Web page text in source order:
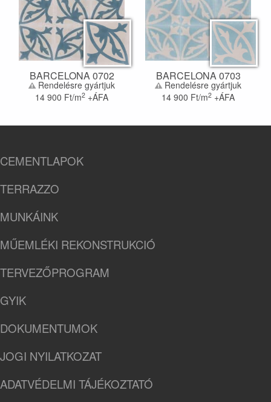
BARCELONA 0702
Rendelésre gyártjuk
14 900 Ft/m2 +ÁFA
BARCELONA 0703
Rendelésre gyártjuk
14 900 Ft/m2 +ÁFA
CEMENTLAPOK
TERRAZZO
MUNKÁINK
MŰEMLÉKI REKONSTRUKCIÓ
TERVEZŐPROGRAM
GYIK
DOKUMENTUMOK
JOGI NYILATKOZAT
ADATVÉDELMI TÁJÉKOZTATÓ